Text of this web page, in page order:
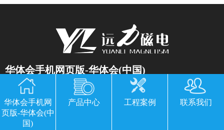
华体会手机网页版-华体会(中国)
公司地址：山东临朐县经济开发区北环路
电话：13869611251 郭经理 微信同号
传真：0536-3435877
华体会手机网
页版-华体会(中
国)
产品中心 工程案例 联系我们